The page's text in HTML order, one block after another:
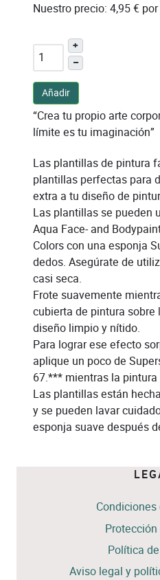
Nuestro precio: 4,95 €
+
–
Añadir
“Crea tu propio arte
límite es tu imaginación”
Las plantillas de pintura
plantillas perfectas para
extra a tu diseño de
Las plantillas se pueden
Aqua Face- and
Colors con una esponja
dedos. Asegúrate de
casi seca.
Frote suavemente
cubierta de pintura
diseño limpio y nítido.
Para lograr ese efecto
aplique un poco de
67.*** mientras la
Las plantillas están
y se pueden lavar
esponja suave después
Política
Aviso legal y